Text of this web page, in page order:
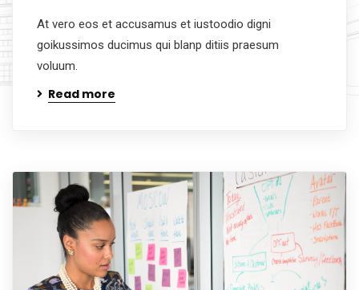
At vero eos et accusamus et iustoodio digni
goikussimos ducimus qui blanp ditiis praesum
voluum.
Read more